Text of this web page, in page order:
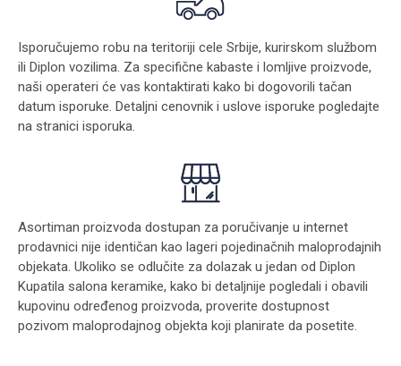
Isporučujemo robu na teritoriji cele Srbije, kurirskom službom
ili Diplon vozilima. Za specifične kabaste i lomljive proizvode,
naši operateri će vas kontaktirati kako bi dogovorili tačan
datum isporuke. Detaljni cenovnik i uslove isporuke pogledajte
na stranici isporuka.
Asortiman proizvoda dostupan za poručivanje u internet
prodavnici nije identičan kao lageri pojedinačnih maloprodajnih
objekata. Ukoliko se odlučite za dolazak u jedan od Diplon
Kupatila salona keramike, kako bi detaljnije pogledali i obavili
kupovinu određenog proizvoda, proverite dostupnost
pozivom maloprodajnog objekta koji planirate da posetite.